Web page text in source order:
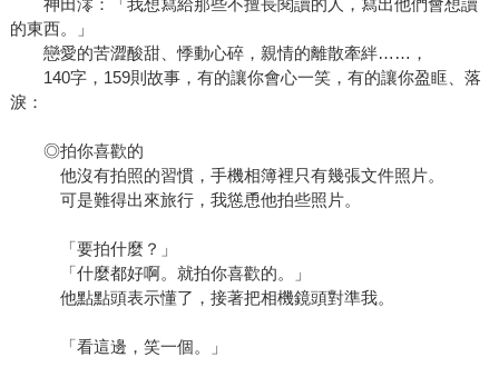
神田澪：「我想寫給那些不擅長閱讀的人，寫出他們會想讀
的東西。」
戀愛的苦澀酸甜、悸動心碎，親情的離散牽絆……，
140字，159則故事，有的讓你會心一笑，有的讓你盈眶、落
淚：
◎拍你喜歡的
他沒有拍照的習慣，手機相簿裡只有幾張文件照片。
可是難得出來旅行，我慫恿他拍些照片。
「要拍什麼？」
「什麼都好啊。就拍你喜歡的。」
他點點頭表示懂了，接著把相機鏡頭對準我。
「看這邊，笑一個。」